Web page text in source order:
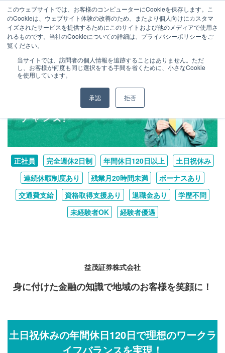
このウェブサイトでは、お客様のコンピューターにCookieを保存します。こ
のCookieは、ウェブサイト体験の改善のため、またより個人向けにカスタマ
イズされたサービスを提供するためにこのサイトおよび他のメディアで使用さ
れるものです。当社のCookieについての詳細は、プライバシーポリシーをご
覧ください。
当サイトでは、訪問者の個人情報を追跡することはありません。ただ
し、お客様が何度も同じ選択をする手間を省くために、小さなCookie
を使用しています。
承認 拒否
まずは相談申込（無料）
正社員 完全週休2日制 年間休日120日以上
土日祝休み
連続休暇制度あり
残業月20時間未満
ボーナスあり
交通費支給
資格取得支援あり 退職金あり
学歴不問
未経験者OK
経験者優遇
益茂証券株式会社
身に付けた金融の知識で地域のお客様を笑顔に！
土日祝休みの年間休日120日で理想のワークラ
イフバランスを実現！